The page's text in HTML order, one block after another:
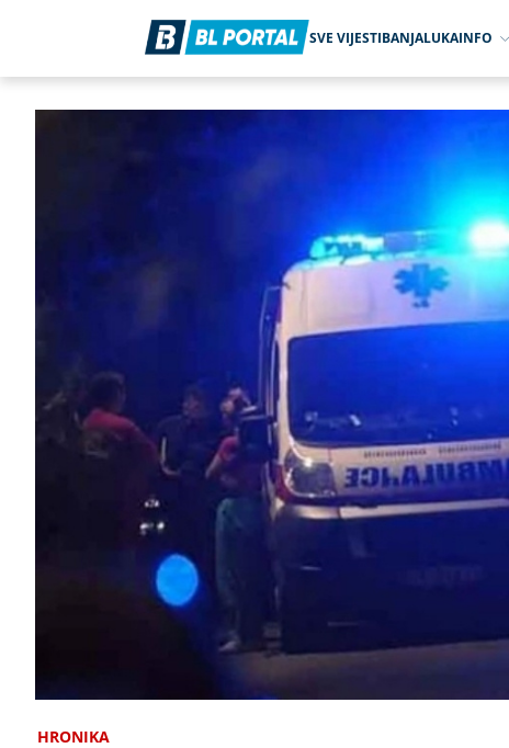
SVE VIJESTIBANJALUKAINFO
HRONIKA